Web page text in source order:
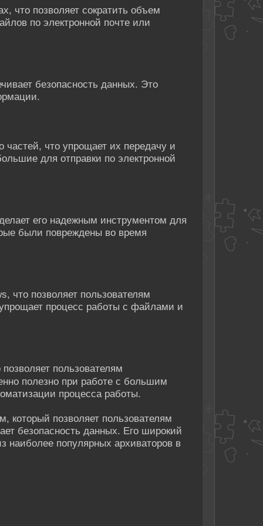
что позволяет сократить объем
по электронной почте или
безопасность данных. Это
частей, что упрощает их передачу и
для отправки по электронной
его надежным инструментом для
были повреждены во время
что позволяет пользователям
процесс работы с файлами и
пользователям
полезно при работе с большим
процесса работы.
который позволяет пользователям
безопасность данных. Его широкий
наиболее популярных архиваторов в